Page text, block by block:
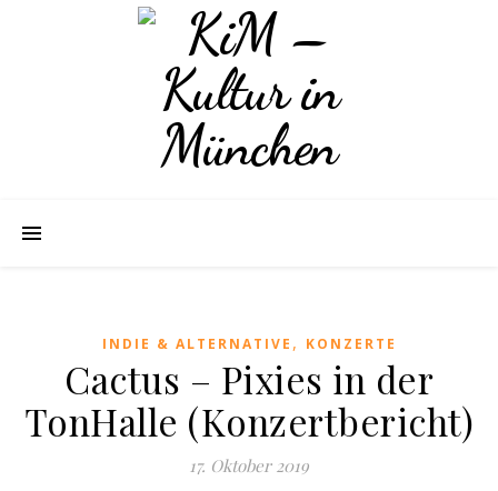
INDIE & ALTERNATIVE , KONZERTE
Cactus – Pixies in der
TonHalle (Konzertbericht)
17. Oktober 2019